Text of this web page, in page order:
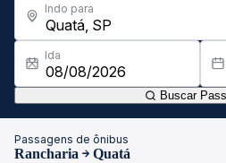
Indo para
Ida
Buscar
Passagens de ônibus
Rancharia Quatá